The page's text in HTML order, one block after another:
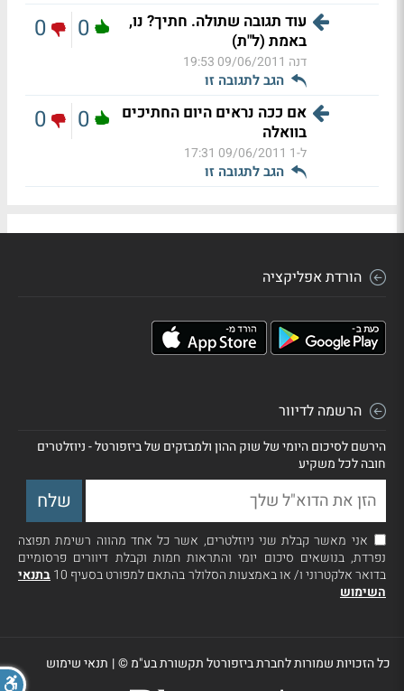
עוד תגובה שתולה. חתיך? נו,
באמת (ל"ת)
דנה 09/06/2011 19:53
הגב לתגובה זו
0
0
אם ככה נראים היום החתיכים
בוואלה
ל-1 09/06/2011 17:31
הגב לתגובה זו
0
0
הורדת אפליקציה
הרשמה לדיוור
הירשם לסיכום היומי של שוק ההון ולמבזקים של ביזפורטל - ניוזלטרים
חובה לכל משקיע
אני מאשר קבלת שני ניוזלטרים, אשר כל אחד מהווה רשימת תפוצה
נפרדת, בנושאים סיכום יומי והתראות חמות וקבלת דיוורים פרסומיים
בדואר אלקטרוני ו/ או באמצעות הסלולר בהתאם למפורט בסעיף 10
בתנאי
השימוש
כל הזכויות שמורות לחברת ביזפורטל תקשורת בע"מ ©| תנאי שימוש